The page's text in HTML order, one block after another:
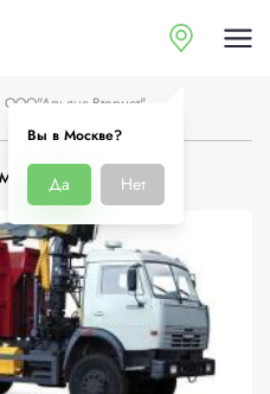
Вы в Москве?
Да Нет
ООО"Альянс-Втормет"